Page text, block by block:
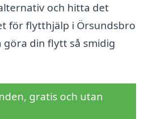
och hitta det
för flytthjälp i Örsundsbro
göra din flytt så smidig
gratis och utan